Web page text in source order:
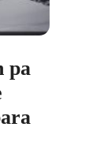
pa